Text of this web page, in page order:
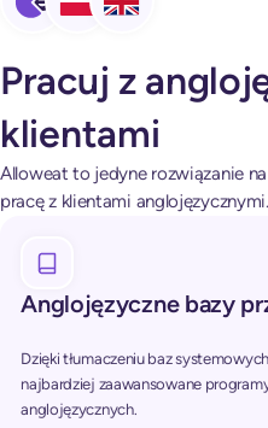
Pracuj z
klientami
Alloweat to jedyne rozwiązanie
pracę z klientami anglojęzycznymi.
Anglojęzyczne bazy
Dzięki tłumaczeniu baz
najbardziej zaawansowane
anglojęzycznych.